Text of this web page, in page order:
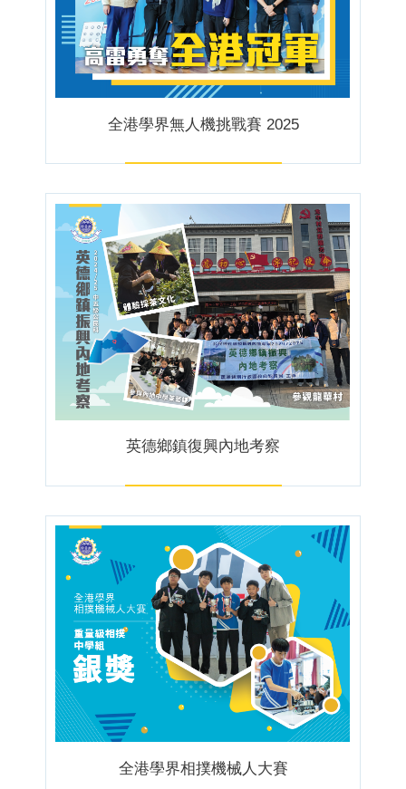
全港學界無人機挑戰賽 2025
英德鄉鎮復興內地考察
全港學界相撲機械人大賽